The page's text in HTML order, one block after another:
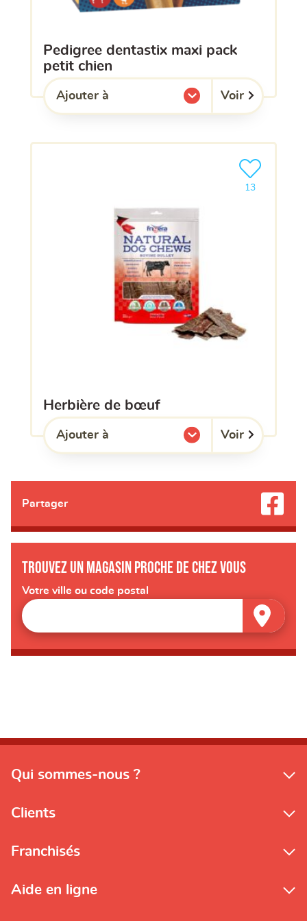
pedigree dentastix maxi pack
petit chien
Ajouter à
l'une de mes listes. Voir
herbière de bœuf
13
Ajouter le
Ajouter à
l'une de mes listes. Voir
Partager
Trouvez un magasin proche de chez vous
Votre ville ou code postal
Qui sommes-nous ?
Clients
Franchisés
Aide en ligne